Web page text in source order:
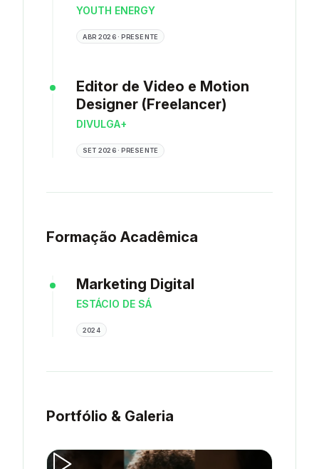
YOUTH ENERGY
ABR 2026 · PRESENTE
Editor de Video e Motion
Designer (Freelancer)
DIVULGA+
SET 2026 · PRESENTE
Formação Acadêmica
Marketing Digital
ESTÁCIO DE SÁ
2024
Portfólio & Galeria